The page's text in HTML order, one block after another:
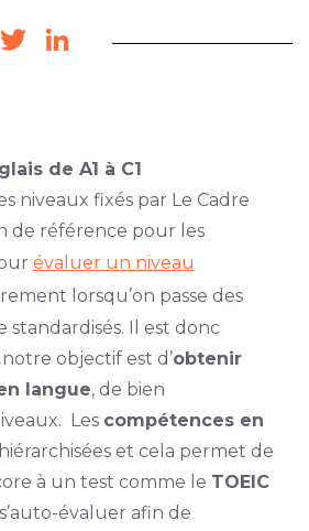
TwitterLinkedIn
de A1 à C1
niveaux fixés par Le Cadre
de référence pour les
évaluer un niveau
lorsqu’on passe des
standardisés. Il est donc
objectif est d’obtenir
langue, de bien
Les compétences en
et cela permet de
à un test comme le TOEIC
évaluer afin de